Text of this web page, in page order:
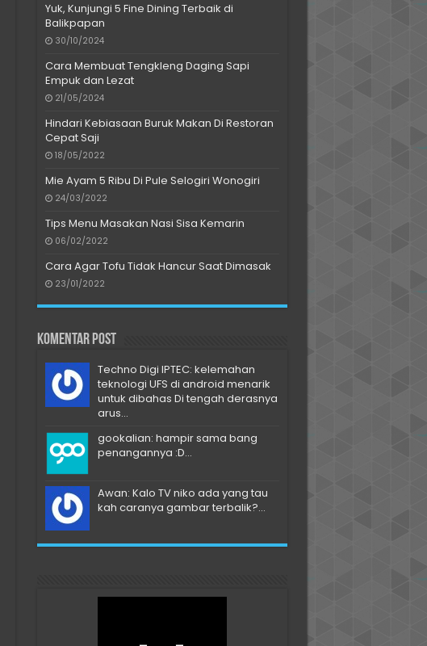
Yuk, Kunjungi 5 Fine Dining Terbaik di
Balikpapan
30/10/2024
Cara Membuat Tengkleng Daging Sapi
Empuk dan Lezat
21/05/2024
Hindari Kebiasaan Buruk Makan Di Restoran
Cepat Saji
18/05/2022
Mie Ayam 5 Ribu Di Pule Selogiri Wonogiri
24/03/2022
Tips Menu Masakan Nasi Sisa Kemarin
06/02/2022
Cara Agar Tofu Tidak Hancur Saat Dimasak
23/01/2022
Komentar Post
Techno Digi IPTEC: kelemahan
teknologi UFS di android menarik
untuk dibahas Di tengah derasnya
arus...
gookalian: hampir sama bang
penangannya :D...
Awan: Kalo TV niko ada yang tau
kah caranya gambar terbalik?...